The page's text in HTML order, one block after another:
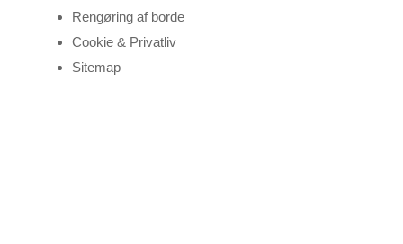
Rengøring af borde
Cookie & Privatliv
Sitemap